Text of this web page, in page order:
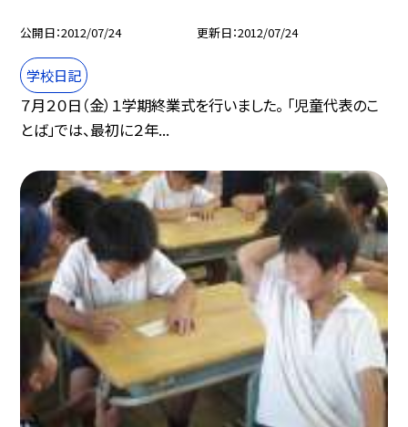
公開日 2012/07/24 更新日 2012/07/24
学校日記
７月２０日（金）１学期終業式を行いました。 「児童代表のこ
とば」では、最初に２年...